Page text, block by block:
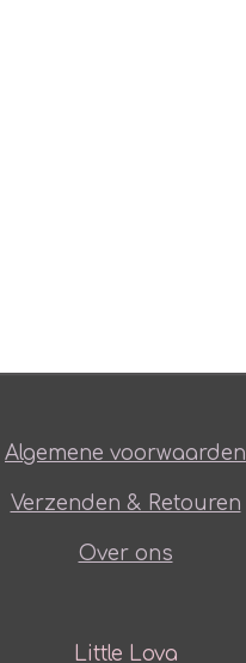
Algemene voorwaarden
Verzenden & Retouren
Over ons
Little Lova